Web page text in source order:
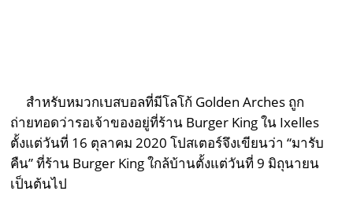
สำหรับหมวกเบสบอลที่มีโลโก้ Golden Arches ถูก
ถ่ายทอดว่ารอเจ้าของอยู่ที่ร้าน Burger King ใน Ixelles
ตั้งแต่วันที่ 16 ตุลาคม 2020 โปสเตอร์จึงเขียนว่า “มารับ
คืน” ที่ร้าน Burger King ใกล้บ้านตั้งแต่วันที่ 9 มิถุนายน
เป็นต้นไป